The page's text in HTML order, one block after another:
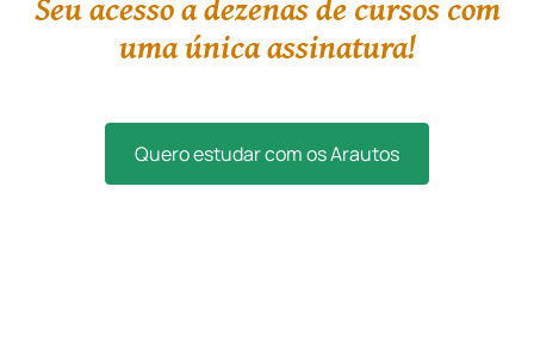
uma única assinatura!
Quero estudar com os Arautos